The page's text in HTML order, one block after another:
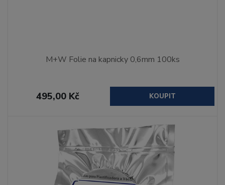
M+W Folie na kapnicky 0,6mm 100ks
495,00 Kč KOUPIT